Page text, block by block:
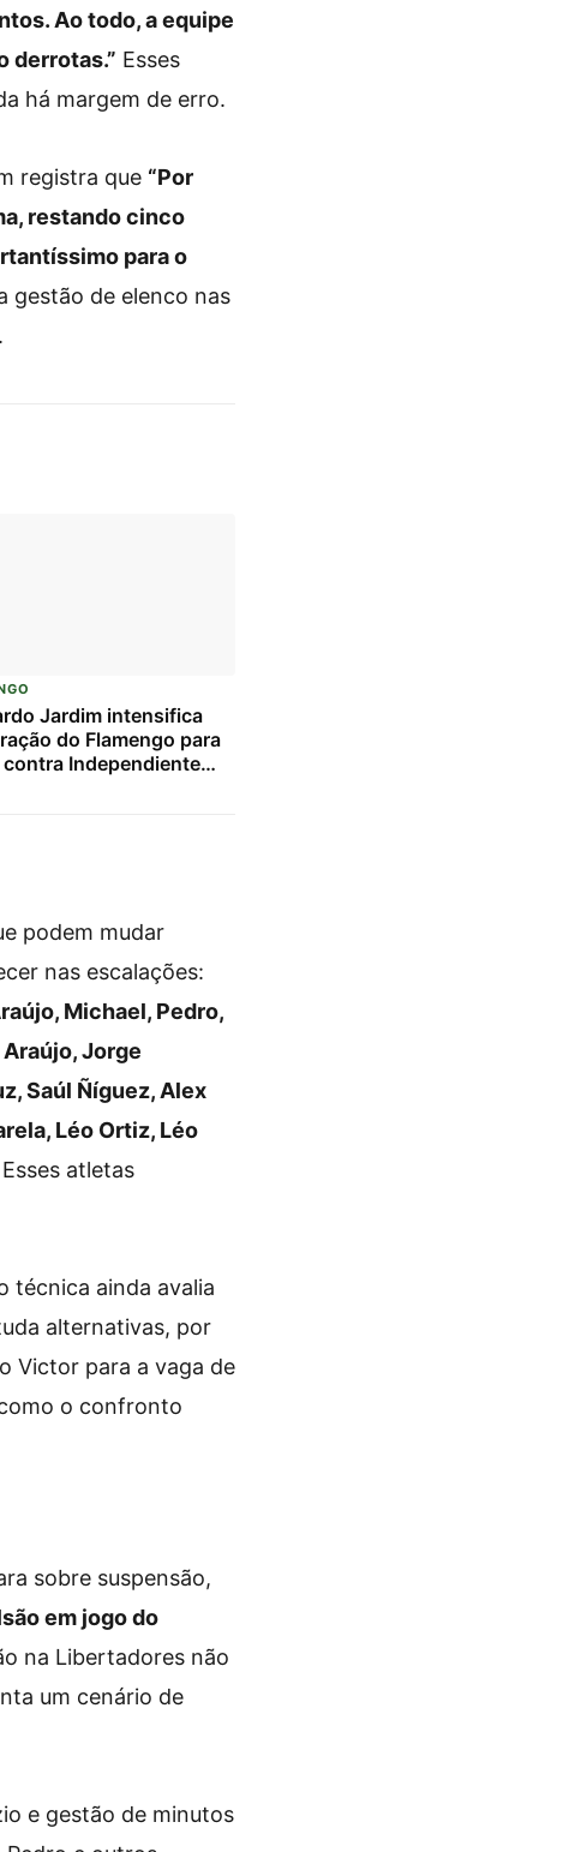
Ao todo, a equipe
derrotas.” Esses
há margem de erro.
registra que “Por
restando cinco
para o
gestão de elenco nas
Jardim intensifica
do Flamengo para
Independiente
podem mudar
nas escalações:
Michael, Pedro,
Jorge
Saúl Ñíguez, Alex
Léo Ortiz, Léo
atletas
técnica ainda avalia
alternativas, por
Victor para a vaga de
o confronto
sobre suspensão,
em jogo do
na Libertadores não
um cenário de
e gestão de minutos